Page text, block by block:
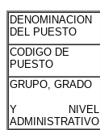
DENOMINACION
DEL PUESTO
CODIGO DE
PUESTO
GRUPO, GRADO
Y NIVEL
ADMINISTRATIVO